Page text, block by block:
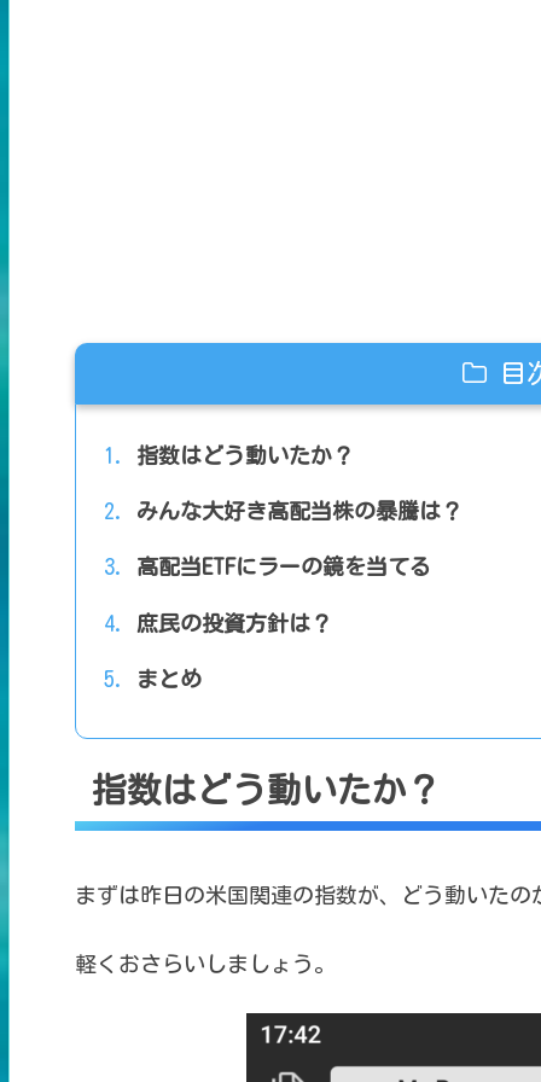
目
指数はどう動いたか？
みんな大好き高配当株の暴騰は？
高配当ETFにラーの鏡を当てる
庶民の投資方針は？
まとめ
指数はどう動いたか？
まずは昨日の米国関連の指数が、 どう動いたの
軽くおさらいしましょう。